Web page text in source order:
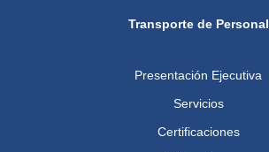
Transporte de Personal
Presentación Ejecutiva
Servicios
Certificaciones